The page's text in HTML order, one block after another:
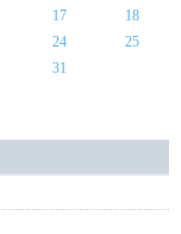
17
18
24
25
31